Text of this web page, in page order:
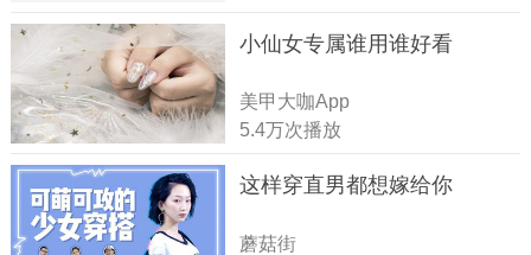
小仙女专属谁用谁好看
美甲大咖App
5.4万次播放
这样穿直男都想嫁给你
蘑菇街